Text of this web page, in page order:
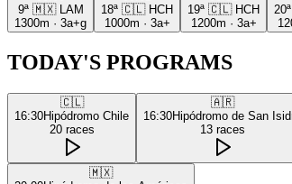
9ª 🇲🇽
LAM
1300m · 3a+g
18ª 🇨🇱 HCH
1000m · 3a+
19ª 🇨🇱 HCH
1200m · 3a+
20ª
TODAY'S PROGRAMS
🇨🇱
16:30Hipódromo Chile
20 races
🇦🇷
16:30Hipódromo de San
13 races
🇲🇽